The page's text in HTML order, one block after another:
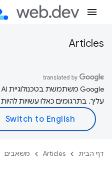
Articles
עליך. בתרגומים כאלו עשויות
דף הבית Articles משאבים